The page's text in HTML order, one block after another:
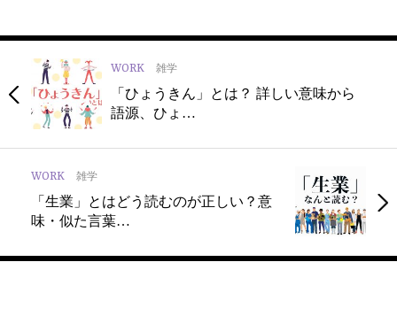
WORK 雑学
「ひょうきん」とは？ 詳しい意味から
語源、ひょ…
WORK 雑学
「生業」とはどう読むのが正しい？意
味・似た言葉…